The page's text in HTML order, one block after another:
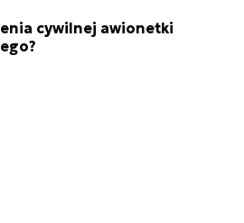
cywilnej awionetki